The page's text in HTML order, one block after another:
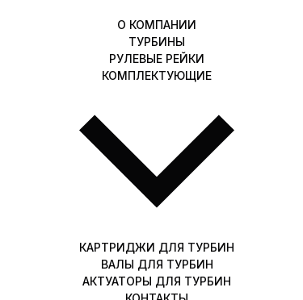
О КОМПАНИИ
ТУРБИНЫ
РУЛЕВЫЕ РЕЙКИ
КОМПЛЕКТУЮЩИЕ
КАРТРИДЖИ ДЛЯ ТУРБИН
ВАЛЫ ДЛЯ ТУРБИН
АКТУАТОРЫ ДЛЯ ТУРБИН